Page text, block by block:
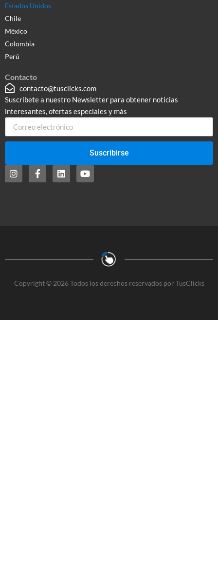
Estados Unidos
Chile
México
Colombia
Perú
Contacto
contacto@tusclicks.com
Suscríbete a nuestro Newsletter para obtener noticias
interesantes, ofertas especiales y más
Suscribirse
Copyright © 2026 Todos los derechos reservados por TusClicks